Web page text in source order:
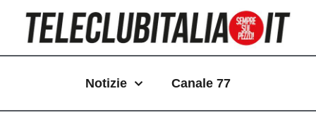
contenuto
Notizie Canale 77